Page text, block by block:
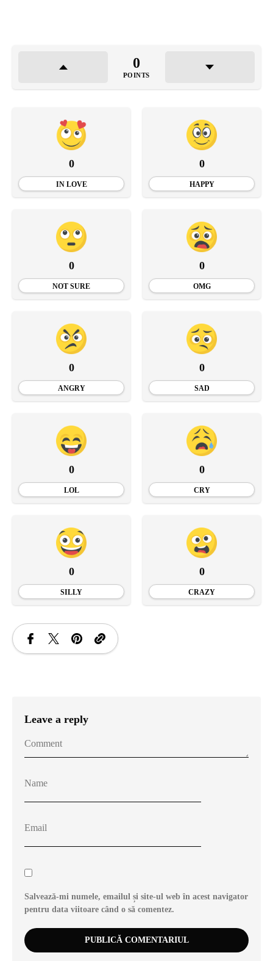
0
POINTS
0
IN LOVE
0
HAPPY
0
NOT SURE
0
OMG
0
ANGRY
0
SAD
0
LOL
0
CRY
0
SILLY
0
CRAZY
Leave a reply
Salvează-mi numele, emailul și site-ul web în acest navigator
pentru data viitoare când o să comentez.